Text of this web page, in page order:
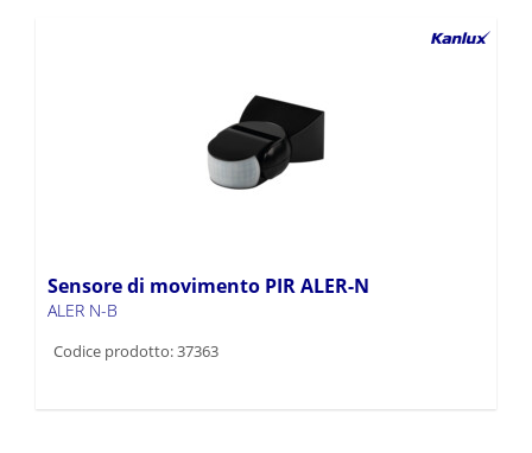
Sensore di movimento PIR ALER-N
ALER N-B
Codice prodotto: 37363